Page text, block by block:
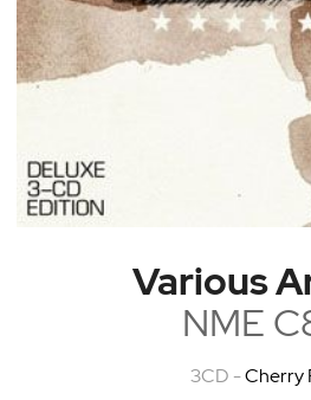
Various
NME
3CD -Cherry